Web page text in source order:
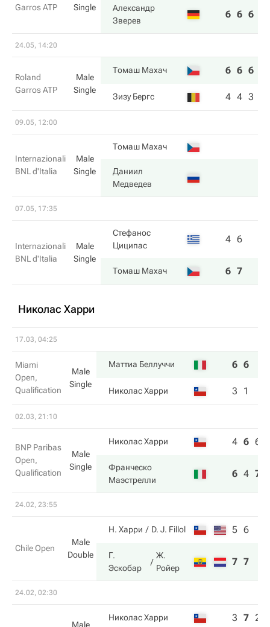
Garros ATP
Single
Александр
Зверев
6 6 6
24.05, 14:20
Roland
Garros ATP
Male
Single
Томаш Махач 6 6 6
Зизу Бергс 4 4 3
09.05, 12:00
Internazionali
BNL d'Italia
Male
Single
Томаш Махач
Даниил
Медведев
07.05, 17:35
Internazionali
BNL d'Italia
Male
Single
Стефанос
Циципас
4 6
Томаш Махач 6 7
Николас Харри
17.03, 04:25
Miami
Open,
Qualification
Male
Single
Маттиа Беллуччи 6 6
Николас Харри 3 1
02.03, 21:10
BNP Paribas
Open,
Qualification
Male
Single
Николас Харри 4 6 6
Франческо
Маэстрелли
6 4 7
24.02, 23:55
Chile Open
Male
Double
Н. Харри D. J. Fillol 5 6
Г.
Эскобар
Ж.
Ройер
7 7
24.02, 02:30
Male
Николас Харри 3 7 2